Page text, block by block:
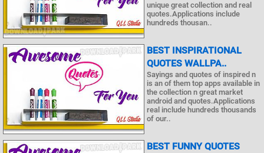
unique great collection and real
quotes.Applications include
hundreds thousan..
BEST INSPIRATIONAL
QUOTES WALLPA..
Sayings and quotes of inspired n
is an of them top apps available in
the collection n great market
android and quotes.Applications
real include hundreds thousands
of our..
BEST FUNNY QUOTES